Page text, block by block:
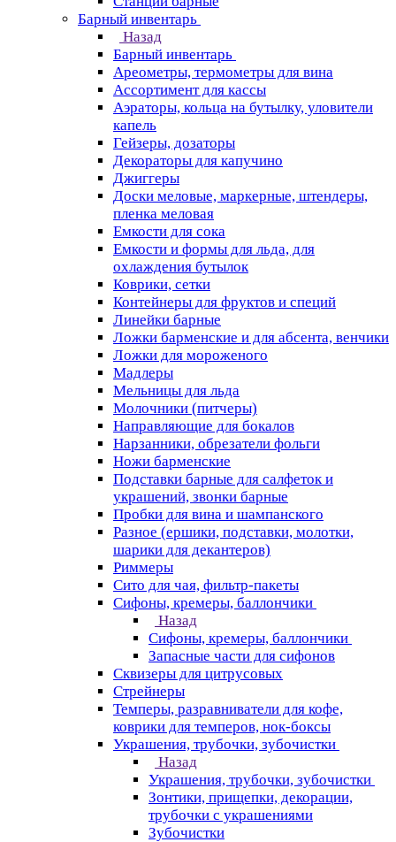
Барный инвентарь
Назад
Барный инвентарь
Ареометры, термометры для вина
Ассортимент для кассы
Аэраторы, кольца на бутылку, уловители
капель
Гейзеры, дозаторы
Декораторы для капучино
Джиггеры
Доски меловые, маркерные, штендеры,
пленка меловая
Емкости для сока
Емкости и формы для льда, для
охлаждения бутылок
Коврики, сетки
Контейнеры для фруктов и специй
Линейки барные
Ложки барменские и для абсента, венчики
Ложки для мороженого
Мадлеры
Мельницы для льда
Молочники (питчеры)
Направляющие для бокалов
Нарзанники, обрезатели фольги
Ножи барменские
Подставки барные для салфеток и
украшений, звонки барные
Пробки для вина и шампанского
Разное (ершики, подставки, молотки,
шарики для декантеров)
Риммеры
Сито для чая, фильтр-пакеты
Сифоны, кремеры, баллончики
Назад
Сифоны, кремеры, баллончики
Запасные части для сифонов
Сквизеры для цитрусовых
Стрейнеры
Темперы, разравниватели для кофе,
коврики для темперов, нок-боксы
Украшения, трубочки, зубочистки
Назад
Украшения, трубочки, зубочистки
Зонтики, прищепки, декорации,
трубочки с украшениями
Зубочистки